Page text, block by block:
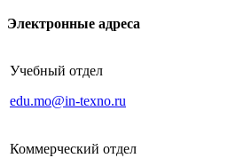
Электронные адреса
Учебный отдел
edu.mo@in-texno.ru
Коммерческий отдел